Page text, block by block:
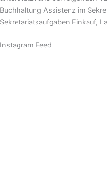
Buchhaltung Assistenz im
Sekretariatsaufgaben Einkauf,
Instagram Feed